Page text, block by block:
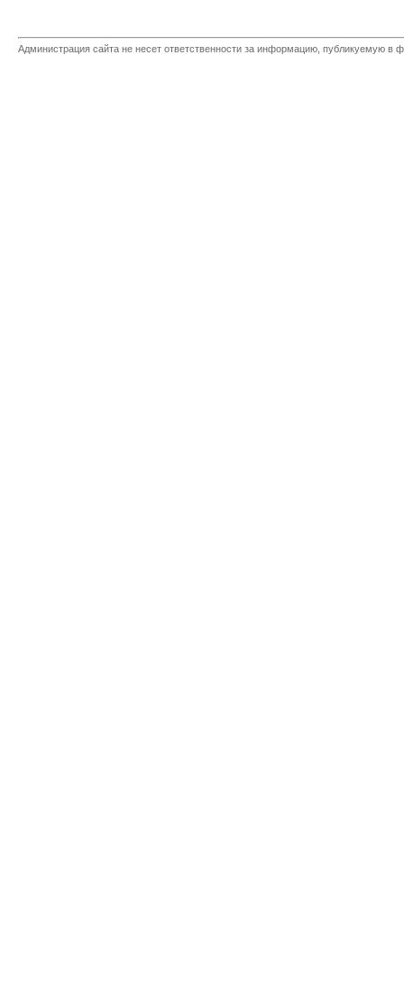
Администрация сайта не несет ответственности за информацию, публикуемую